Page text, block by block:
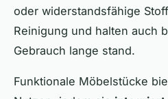
oder widerstandsfähige
Reinigung und halten auch
Gebrauch lange stand.
Funktionale Möbelstücke